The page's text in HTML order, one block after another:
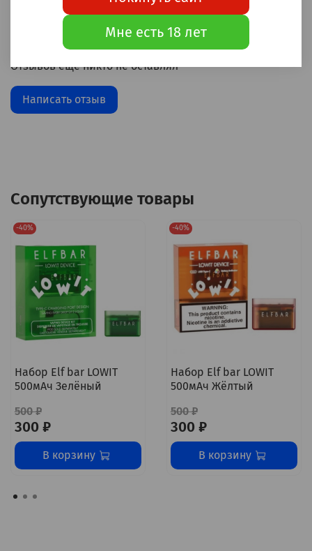
Отзывы
Отзывов еще никто не оставлял
Написать отзыв
Сопутствующие товары
-40%
Набор Elf bar LOWIT
500мАч Зелёный
500 ₽
300 ₽
В корзину
-40%
Набор Elf bar LOWIT
500мАч Жёлтый
500 ₽
300 ₽
В корзину
Мне есть 18 лет